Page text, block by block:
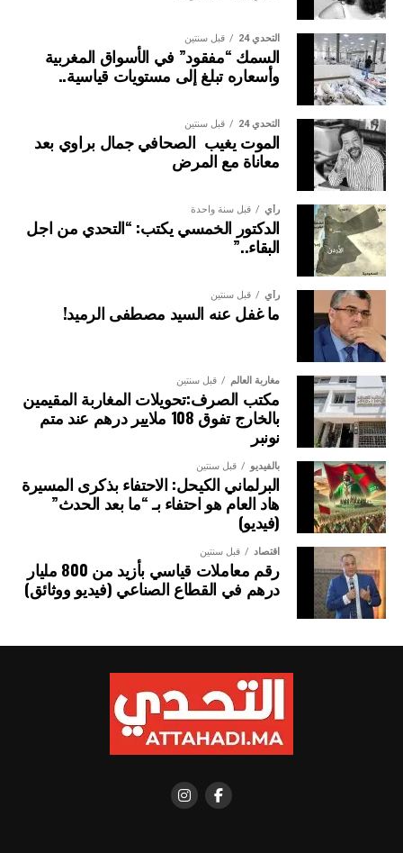
التحدي 24 قبل سنتين
السمك “مفقود” في الأسواق المغربية
وأسعاره تبلغ إلى مستويات قياسية..
التحدي 24 قبل سنتين
الموت يغيب الصحافي جمال براوي بعد
معاناة مع المرض
رأي قبل سنة واحدة
الدكتور الخمسي يكتب: “التحدي من اجل
البقاء..”
رأي قبل سنتين
ما غفل عنه السيد مصطفى الرميد!
مغاربة العالم قبل سنتين
مكتب الصرف:تحويلات المغاربة المقيمين
بالخارج تفوق 108 ملايير درهم عند متم
نونبر
بالفيديو قبل سنتين
البرلماني الكيحل: الاحتفاء بذكرى المسيرة
هاد العام هو احتفاء بـ “ما بعد الحدث”
(فيديو)
اقتصاد قبل سنتين
رقم معاملات قياسي بأزيد من 800 مليار
درهم في القطاع الصناعي (فيديو ووثائق)